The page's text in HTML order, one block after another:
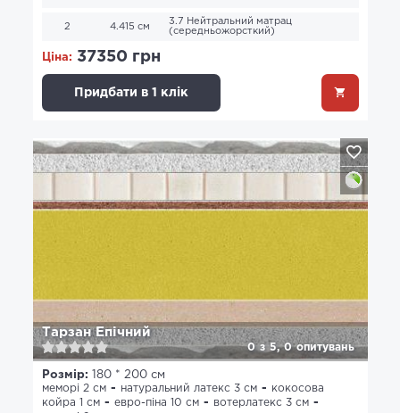
2 4.415 см
3.7 Нейтральний матрац
(середньожорсткий)
Ціна: 37350 грн
Придбати в 1 клік
Тарзан Епічний
0 з 5, 0 опитувань
Розмір: 180 * 200 см
меморі 2 см
натуральний латекс 3 см
кокосова
койра 1 см
евро-піна 10 см
вотерлатекс 3 см